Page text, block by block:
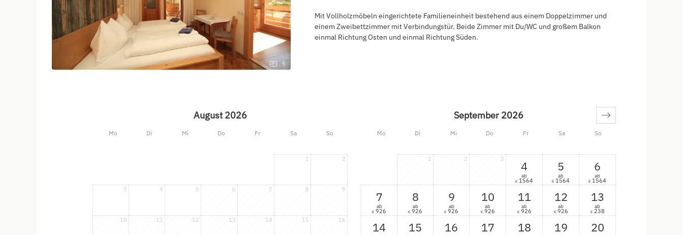
5
Mit Vollholzmöbeln eingerichtete Familieneinheit bestehend aus einem Doppelzimmer und
einem Zweibettzimmer mit Verbindungstür. Beide Zimmer mit Du/WC und großem Balkon
einmal Richtung Osten und einmal Richtung Süden.
Mo Di Mi Do Fr Sa So Mo Di Mi Do Fr Sa So
August 2026
1 2
3 4 5 6 7 8 9
10 11 12 13 14 15 16
September 2026
1 2 3
4
ab
€ 1564
5
ab
€ 1564
6
ab
€ 1564
7
ab
€ 926
8
ab
€ 926
9
ab
€ 926
10
ab
€ 926
11
ab
€ 926
12
ab
€ 926
13
ab
€ 238
14 15 16 17 18 19 20